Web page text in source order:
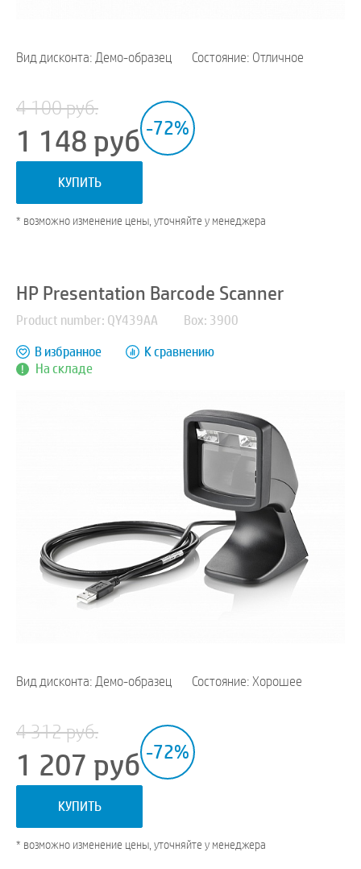
Вид дисконта: Демо-образец Состояние: Отличное
4 100 руб.
1 148 руб -72%
КУПИТЬ
* возможно изменение цены, уточняйте у менеджера
HP Presentation Barcode Scanner
Product number: QY439AA Box: 3900
На складе
В избранное К сравнению
Вид дисконта: Демо-образец Состояние: Хорошее
4 312 руб.
1 207 руб -72%
КУПИТЬ
* возможно изменение цены, уточняйте у менеджера